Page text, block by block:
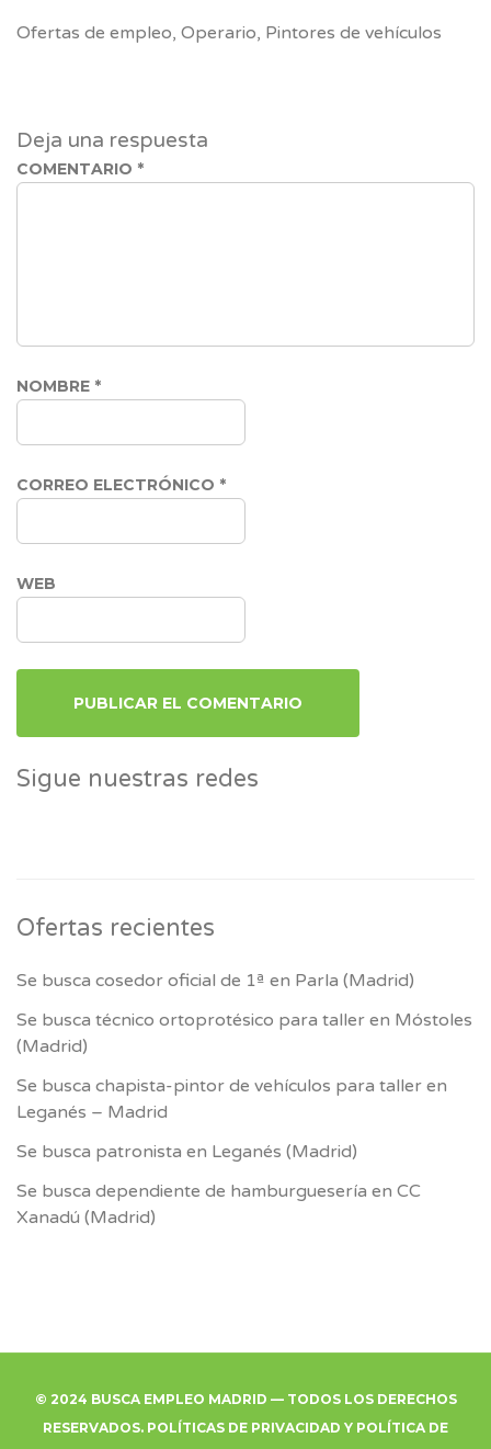
Ofertas de empleo, Operario, Pintores de vehículos
Deja una respuesta
COMENTARIO *
NOMBRE *
CORREO ELECTRÓNICO *
WEB
Sigue nuestras redes
Ofertas recientes
Se busca cosedor oficial de 1ª en Parla (Madrid)
Se busca técnico ortoprotésico para taller en Móstoles
(Madrid)
Se busca chapista-pintor de vehículos para taller en
Leganés – Madrid
Se busca patronista en Leganés (Madrid)
Se busca dependiente de hamburguesería en CC
Xanadú (Madrid)
© 2024 BUSCA EMPLEO MADRID — TODOS LOS DERECHOS
RESERVADOS. POLÍTICAS DE PRIVACIDAD Y POLÍTICA DE